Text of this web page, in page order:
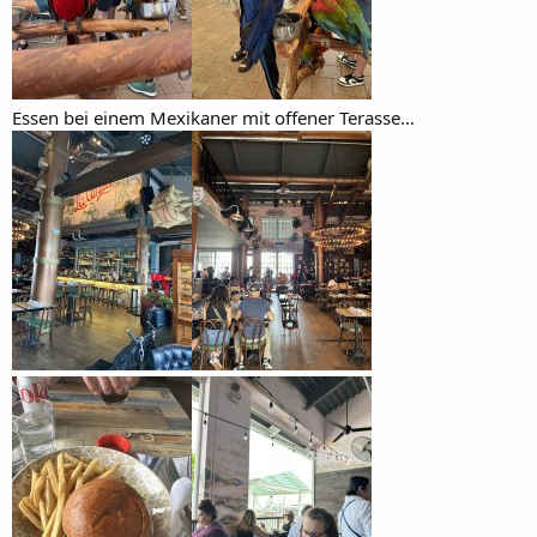
Essen bei einem Mexikaner mit offener Terasse…